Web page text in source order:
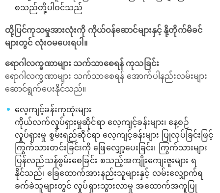
စသည်တို့ပါဝင်သည်
ထို့ပြင်ကုသမှုအားလုံးကို ကိုယ်ဝန်ဆောင်များနှင့် နို့တိုက်မိခင်
များတွင် လုံးဝမပေးရပါ။
ရောဂါလက္ခဏာများ သက်သာစေရန် ကုသခြင်း
ရောဂါလက္ခဏာများ သက်သာစေရန် အောက်ပါနည်းလမ်းများ
ဆောင်ရွက်ပေးနိုင်သည်။
လေ့ကျင့်ခန်းကုထုံးများ
ကိုယ်လက်လှုပ်ရှားမှုဆိုင်ရာ လေ့ကျင့်ခန်းများ၊ နေ့စဉ်
လှုပ်ရှားမှု စွမ်းရည်ဆိုင်ရာ လေ့ကျင့်ခန်းများ ပြုလုပ်ခြင်းဖြင့်
ကြွက်သားတင်းခြင်းကို ဖြေလျှော့ပေးခြင်း၊ ကြွက်သားများ
ပြန်လည်သန်စွမ်းစေခြင်း စသည့်အကျိုးကျေးဇူးများ ရ
နိုင်သည်၊ ခြေထောက်အားနည်းသူများနှင့် လမ်းလျှောက်ရ
ခက်ခဲသူများတွင် လှုပ်ရှားသွားလာမှု အထောက်အကူပြု